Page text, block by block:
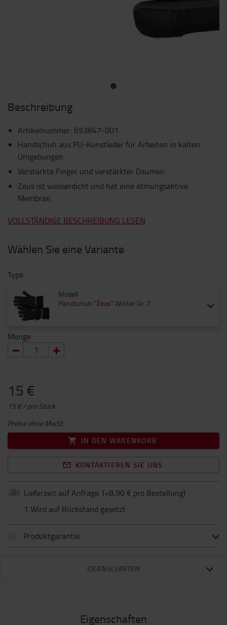
Beschreibung
Artikelnummer: 653847-001
Handschuh aus PU-Kunstleder für Arbeiten in kalten
Umgebungen
Verstärkte Finger und verstärkter Daumen
Zeus ist wasserdicht und hat eine atmungsaktive
Membran.
VOLLSTÄNDIGE BESCHREIBUNG LESEN
Wählen Sie eine Variante
Type
Modell
Handschuh "Zeus" Winter Gr. 7
Menge
15 €
15 € / pro Stück
Preise ohne MwSt.
IN DEN WARENKORB
KONTAKTIEREN SIE UNS
Lieferzeit auf Anfrage. (+8,90 € pro Bestellung)
1 Wird auf Rückstand gesetzt
Produktgarantie
EIGENSCHAFTEN
Eigenschaften